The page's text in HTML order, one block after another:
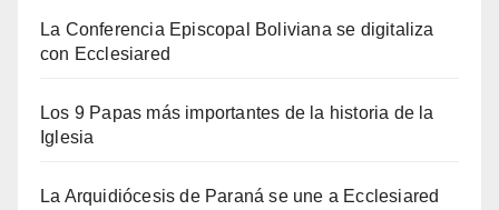
La Conferencia Episcopal Boliviana se digitaliza
con Ecclesiared
Los 9 Papas más importantes de la historia de la
Iglesia
La Arquidiócesis de Paraná se une a Ecclesiared